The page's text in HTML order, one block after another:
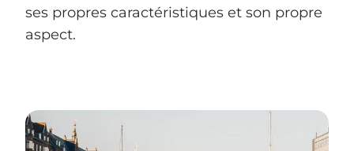
ses propres caractéristiques et son propre
aspect.